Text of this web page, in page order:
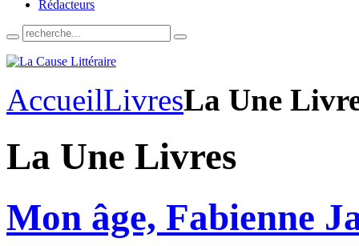
Rédacteurs
AccueilLivresLa Une
La Une Livres
Mon âge, Fabienne